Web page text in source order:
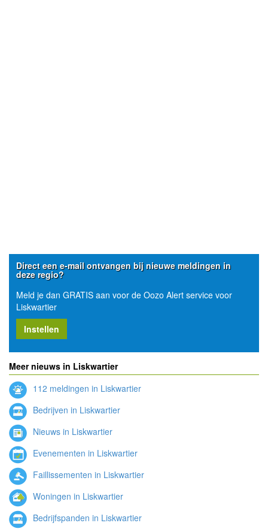
Direct een e-mail ontvangen bij nieuwe meldingen in
deze regio?
Meld je dan GRATIS aan voor de Oozo Alert service voor
Liskwartier
Instellen
Meer nieuws in Liskwartier
112 meldingen in Liskwartier
Bedrijven in Liskwartier
Nieuws in Liskwartier
Evenementen in Liskwartier
Faillissementen in Liskwartier
Woningen in Liskwartier
Bedrijfspanden in Liskwartier